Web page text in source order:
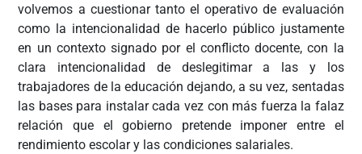
volvemos a cuestionar tanto el operativo de evaluación
como la intencionalidad de hacerlo público justamente
en un contexto signado por el conflicto docente, con la
clara intencionalidad de deslegitimar a las y los
trabajadores de la educación dejando, a su vez, sentadas
las bases para instalar cada vez con más fuerza la falaz
relación que el gobierno pretende imponer entre el
rendimiento escolar y las condiciones salariales.